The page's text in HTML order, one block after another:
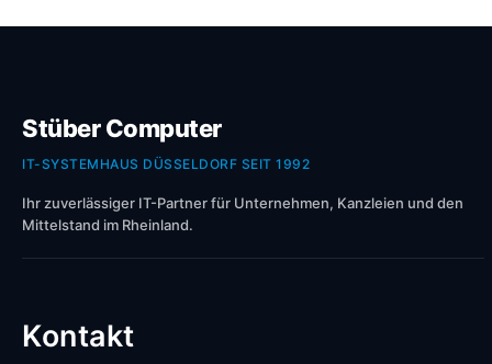
Stüber Computer
IT-SYSTEMHAUS DÜSSELDORF SEIT 1992
Ihr zuverlässiger IT-Partner für Unternehmen, Kanzleien und den
Mittelstand im Rheinland.
Kontakt